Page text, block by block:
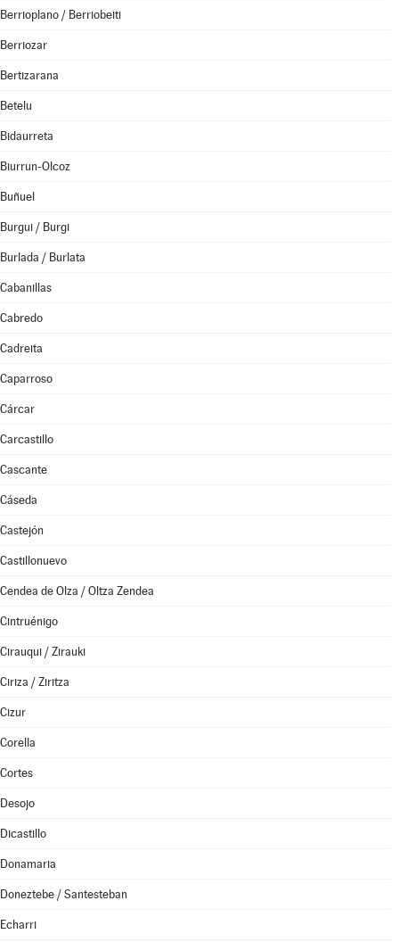
Berrioplano / Berriobeiti
Berriozar
Bertizarana
Betelu
Bidaurreta
Biurrun-Olcoz
Buñuel
Burgui / Burgi
Burlada / Burlata
Cabanillas
Cabredo
Cadreita
Caparroso
Cárcar
Carcastillo
Cascante
Cáseda
Castejón
Castillonuevo
Cendea de Olza / Oltza Zendea
Cintruénigo
Cirauqui / Zirauki
Ciriza / Ziritza
Cizur
Corella
Cortes
Desojo
Dicastillo
Donamaria
Doneztebe / Santesteban
Echarri